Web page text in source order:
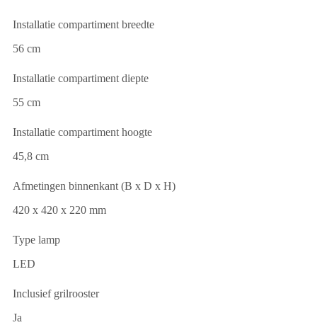
Installatie compartiment breedte
56 cm
Installatie compartiment diepte
55 cm
Installatie compartiment hoogte
45,8 cm
Afmetingen binnenkant (B x D x H)
420 x 420 x 220 mm
Type lamp
LED
Inclusief grilrooster
Ja